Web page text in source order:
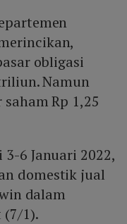
obligasi
Namun
Rp 1,25
6 Januari 2022,
domestik jual
dalam
(7/1).